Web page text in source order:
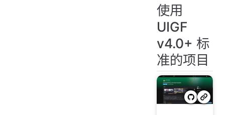
使用
UIGF
v4.0+ 标
准的项目